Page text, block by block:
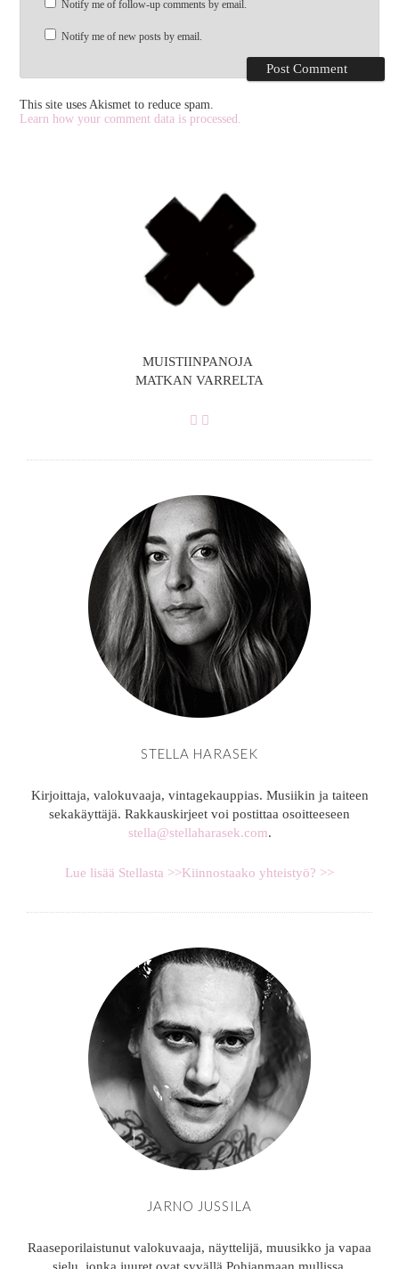
Notify me of follow-up comments by email.
Notify me of new posts by email.
This site uses Akismet to reduce spam.
Learn how your comment data is processed.
MUISTIINPANOJA
MATKAN VARRELTA
STELLA HARASEK
Kirjoittaja, valokuvaaja, vintagekauppias. Musiikin ja taiteen
sekakäyttäjä. Rakkauskirjeet voi postittaa osoitteeseen
stella@stellaharasek.com.
Lue lisää Stellasta >>Kiinnostaako yhteistyö? >>
JARNO JUSSILA
Raaseporilaistunut valokuvaaja, näyttelijä, muusikko ja vapaa